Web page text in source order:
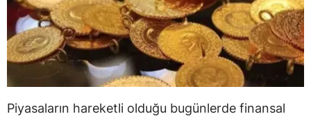
Piyasaların hareketli olduğu bugünlerde finansal